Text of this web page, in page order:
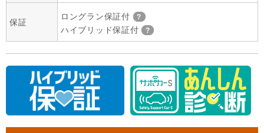
保証
ロングラン保証付
ハイブリッド保証付